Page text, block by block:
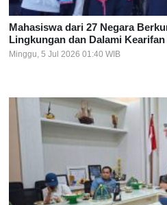
Mahasiswa dari 27 Negara
Lingkungan dan Dalami
Minggu, 5 Jul 2026 01:40 WIB